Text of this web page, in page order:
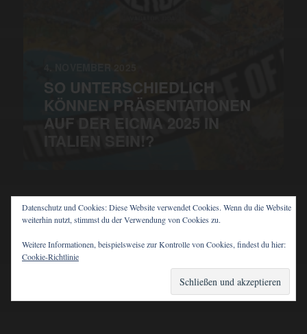
SO UNTERSCHIEDLICH
KÖNNEN PRÄSENTATIONEN
AUF DER EICMA 2025 IN
ITALIEN SEIN!?
ANDERS NORÉN
Datenschutz und Cookies: Diese Website verwendet Cookies. Wenn du die Website
weiterhin nutzt, stimmst du der Verwendung von Cookies zu.
Weitere Informationen, beispielsweise zur Kontrolle von Cookies, findest du hier:
Cookie-Richtlinie